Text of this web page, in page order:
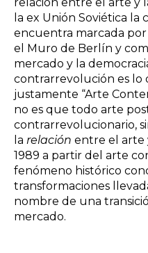
la ex Unión Soviética
encuentra marcada por
el Muro de Berlín y
mercado y la
contrarrevolución es lo
justamente “Arte
no es que todo arte
contrarrevolucionario,
la relación entre el arte
1989 a partir del arte
fenómeno histórico
transformaciones
nombre de una
mercado.